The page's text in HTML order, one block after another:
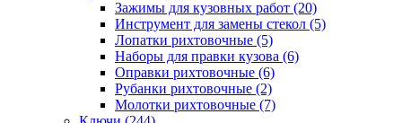
Зажимы для кузовных работ (20)
Инструмент для замены стекол (5)
Лопатки рихтовочные (5)
Наборы для правки кузова (6)
Оправки рихтовочные (6)
Рубанки рихтовочные (2)
Молотки рихтовочные (7)